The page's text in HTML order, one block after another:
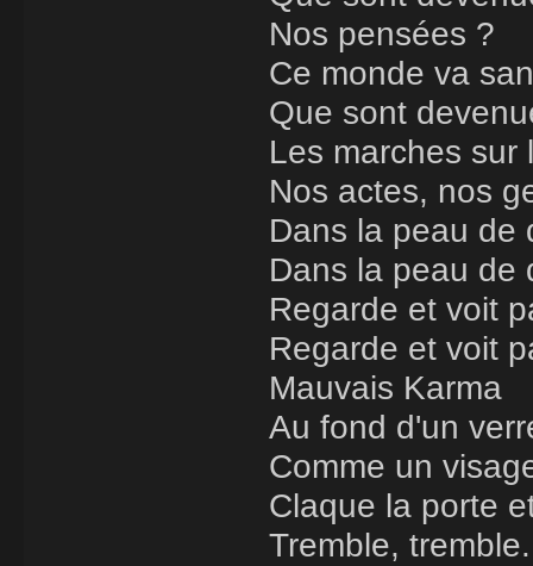
Nos pensées ?
Ce monde va
Que sont
Les marches sur
Nos actes, nos
Dans la peau de
Dans la peau de
Regarde et voit
Regarde et voit
Mauvais Karma
Au fond d'un
Comme un
Claque la porte
Tremble,